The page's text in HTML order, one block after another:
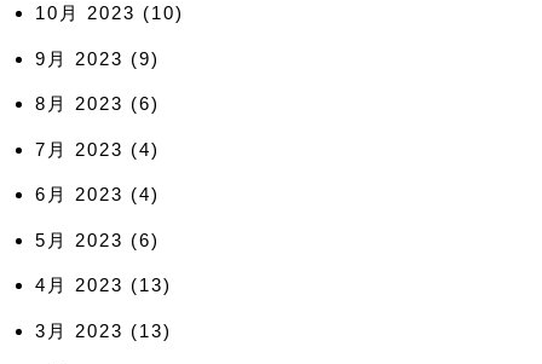
10月 2023 (10)
9月 2023 (9)
8月 2023 (6)
7月 2023 (4)
6月 2023 (4)
5月 2023 (6)
4月 2023 (13)
3月 2023 (13)